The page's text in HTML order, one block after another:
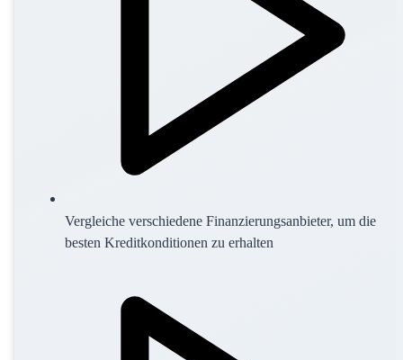
Vergleiche verschiedene Finanzierungsanbieter, um die
besten Kreditkonditionen zu erhalten